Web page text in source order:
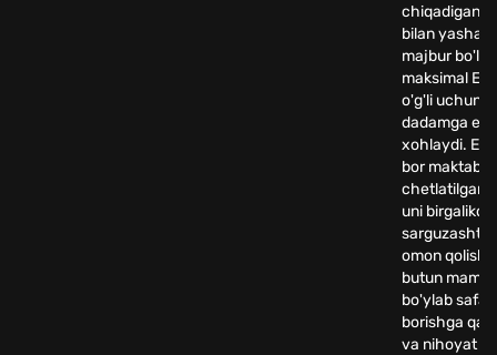
chiqadigan
bilan
majbur
maksimal
o'g'li uchun
dadamga
xohlaydi.
bor
uni birgalikda
omon qolish
butun
bo'ylab
borishga
va nihoyat